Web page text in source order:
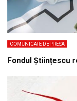
COMUNICATE DE PRESA
Fondul Științescu